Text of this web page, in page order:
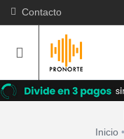
Contacto
Inicio